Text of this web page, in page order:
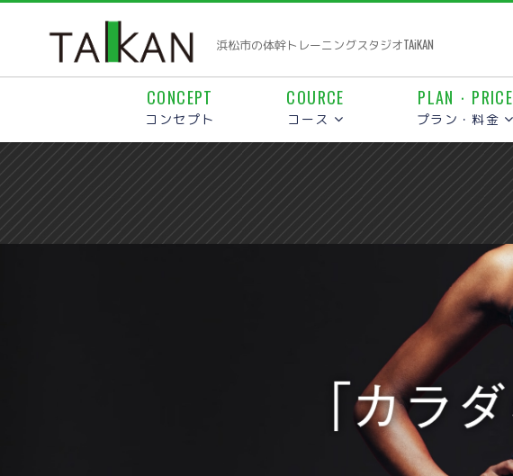
浜松市の体幹トレーニングスタジオTAiKAN
CONCEPT
コンセプト
COURCE
コース
PLAN・PRICE
プラン・料金